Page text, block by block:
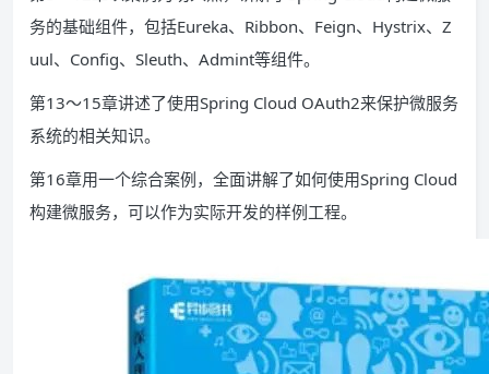
务的基础组件，包括Eureka、Ribbon、Feign、Hystrix、Z
uul、Config、Sleuth、Admint等组件。
第13～15章讲述了使用Spring Cloud OAuth2来保护微服务
系统的相关知识。
第16章用一个综合案例，全面讲解了如何使用Spring Cloud
构建微服务，可以作为实际开发的样例工程。